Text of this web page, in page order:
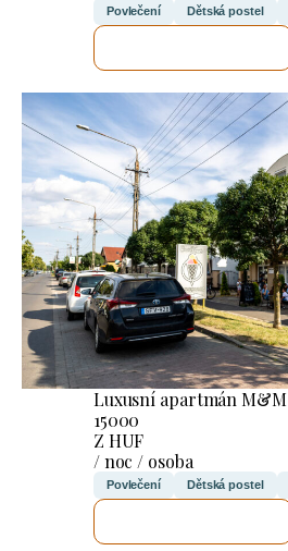
Povlečení Dětská postel
Luxusní apartmán M&M
15000
Z HUF
/ noc / osoba
Povlečení Dětská postel